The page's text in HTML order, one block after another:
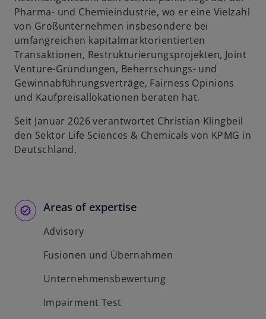
Pharma- und Chemieindustrie, wo er eine Vielzahl
von Großunternehmen insbesondere bei
umfangreichen kapitalmarktorientierten
Transaktionen, Restrukturierungsprojekten, Joint
Venture-Gründungen, Beherrschungs- und
Gewinnabführungsverträge, Fairness Opinions
und Kaufpreisallokationen beraten hat.
Seit Januar 2026 verantwortet Christian Klingbeil
den Sektor Life Sciences & Chemicals von KPMG in
Deutschland.
Areas of expertise
Advisory
Fusionen und Übernahmen
Unternehmensbewertung
Impairment Test